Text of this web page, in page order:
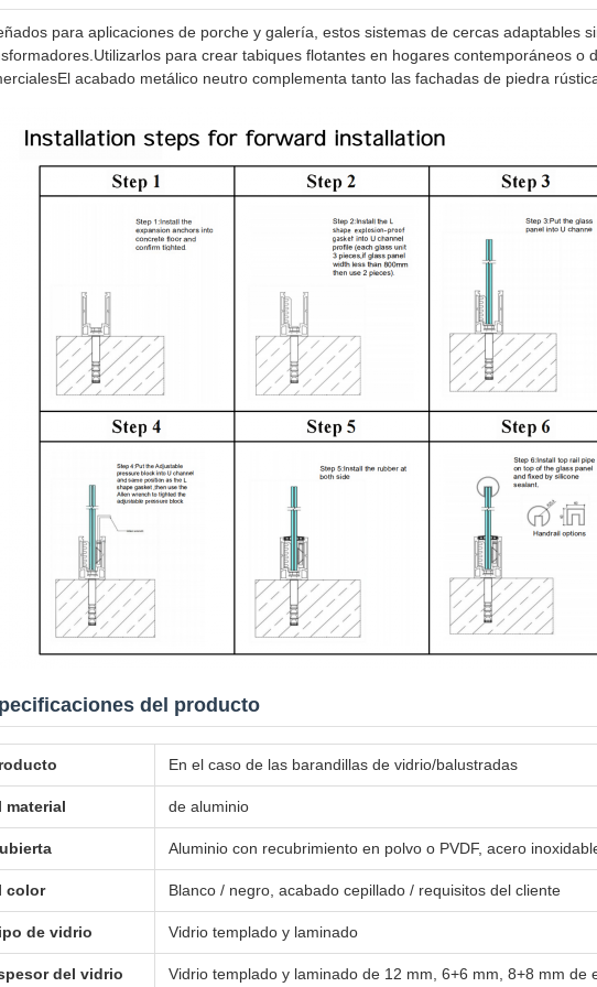
para aplicaciones de porche y galería, estos sistemas de cercas adaptables
para crear tabiques flotantes en hogares contemporáneos o
acabado metálico neutro complementa tanto las fachadas de piedra
del producto
En el caso de las barandillas de vidrio/balustradas
material de aluminio
Aluminio con recubrimiento en polvo o PVDF, acero
color Blanco / negro, acabado cepillado / requisitos del cliente
de vidrio Vidrio templado y laminado
del vidrio Vidrio templado y laminado de 12 mm, 6+6 mm, 8+8 mm de